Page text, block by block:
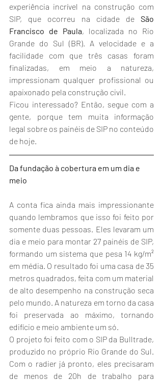
experiência incrível na construção com
SIP, que ocorreu na cidade de São
Francisco de Paula, localizada no Rio
Grande do Sul (BR). A velocidade e a
facilidade com que três casas foram
finalizadas, em meio a natureza,
impressionam qualquer profissional ou
apaixonado pela construção civil.
Ficou interessado? Então, segue com a
gente, porque tem muita informação
legal sobre os painéis de SIP no conteúdo
de hoje.
Da fundação à cobertura em um dia e
meio
A conta fica ainda mais impressionante
quando lembramos que isso foi feito por
somente duas pessoas. Eles levaram um
dia e meio para montar 27 painéis de SIP,
formando um sistema que pesa 14 kg/m²
em média. O resultado foi uma casa de 35
metros quadrados, feita com um material
de alto desempenho na construção seca
pelo mundo. A natureza em torno da casa
foi preservada ao máximo, tornando
edifício e meio ambiente um só.
O projeto foi feito com o SIP da Bulltrade,
produzido no próprio Rio Grande do Sul.
Com o radier já pronto, eles precisaram
de menos de 20h de trabalho para